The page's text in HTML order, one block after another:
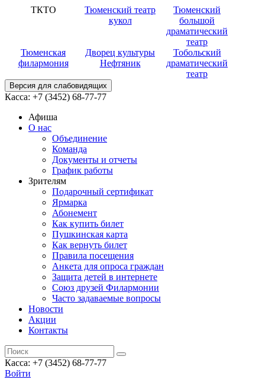
ТКТО
Тюменский театр
кукол
Тюменский
большой
драматический
театр
Тюменская
филармония
Дворец культуры
Нефтяник
Тобольский
драматический
театр
Версия для слабовидящих
Касса: +7 (3452) 68-77-77
Афиша
О нас
Объединение
Команда
Документы и отчеты
График работы
Зрителям
Подарочный сертификат
Ярмарка
Абонемент
Как купить билет
Пушкинская карта
Как вернуть билет
Правила посещения
Анкета для опроса граждан
Защита детей в интернете
Союз друзей Филармонии
Часто задаваемые вопросы
Новости
Акции
Контакты
Касса: +7 (3452) 68-77-77
Войти